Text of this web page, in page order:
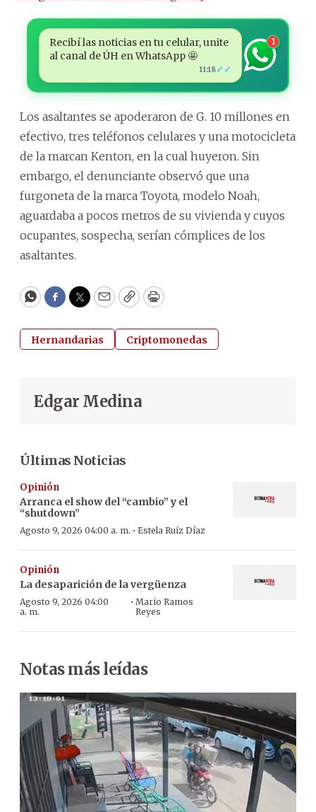
Recibí las noticias en tu celular, unite
al canal de ÚH en WhatsApp 🤩
11:18✓✓
1
Los asaltantes se apoderaron de G. 10 millones en
efectivo, tres teléfonos celulares y una motocicleta
de la marcan Kenton, en la cual huyeron. Sin
embargo, el denunciante observó que una
furgoneta de la marca Toyota, modelo Noah,
aguardaba a pocos metros de su vivienda y cuyos
ocupantes, sospecha, serían cómplices de los
asaltantes.
WhatsApp
Facebook
Twitter
EmailCopyPrint
Hernandarias Criptomonedas
Edgar Medina
Últimas Noticias
Opinión
Arranca el show del “cambio” y el
“shutdown”
Agosto 9, 2026 04:00 a. m. · Estela Ruíz Díaz
Opinión
La desaparición de la vergüenza
Agosto 9, 2026 04:00
a. m.
· Mario Ramos
Reyes
Notas más leídas